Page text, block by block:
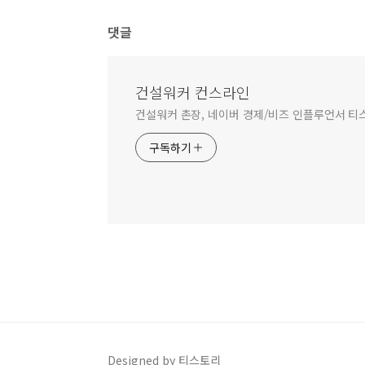
댓글
건설워커 컨스라인
건설워커 촌장, 네이버 경제/비즈 인플루언서 티
구독하기
Designed by 티스토리